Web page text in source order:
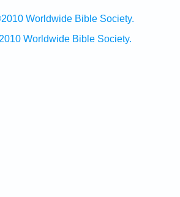
Worldwide Bible Society.
Worldwide Bible Society.